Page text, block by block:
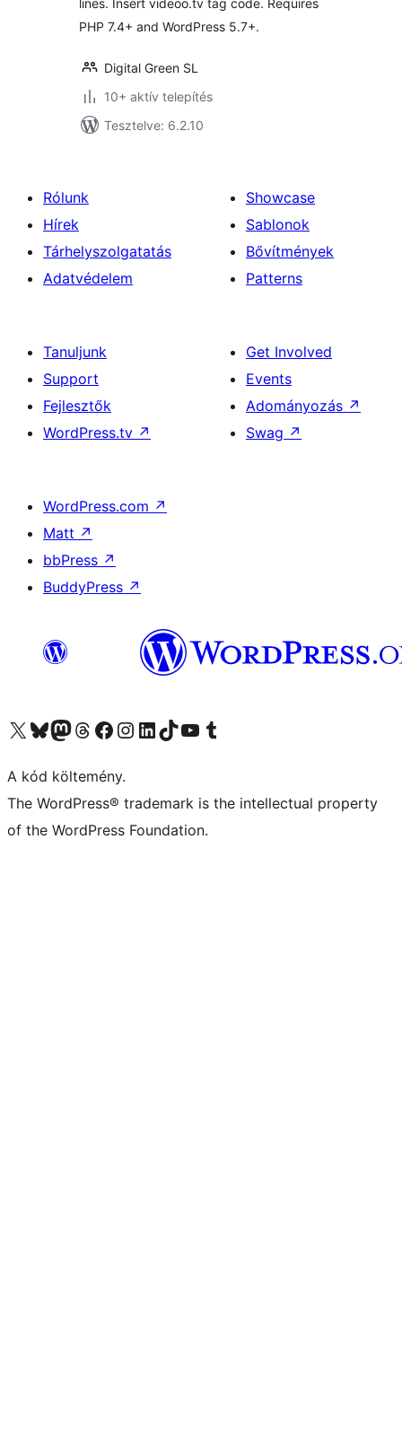
lines. Insert videoo.tv tag code. Requires
PHP 7.4+ and WordPress 5.7+.
Digital Green SL
10+ aktív telepítés
Tesztelve: 6.2.10
Rólunk
Hírek
Tárhelyszolgatatás
Adatvédelem
Showcase
Sablonok
Bővítmények
Patterns
Tanuljunk
Support
Fejlesztők
WordPress.tv ↗
Get Involved
Events
Adományozás ↗
Swag ↗
WordPress.com ↗
Matt ↗
bbPress ↗
BuddyPress ↗
Visit our X (formerly Twitter) account
Visit our Bluesky account
Twitter csatornánk
Visit our Threads account
Facebook oldalunk megtekintése
Visit our Instagram account
Visit our LinkedIn account
Visit our TikTok account
Visit our YouTube channel
Visit our Tumblr account
A kód költemény.
The WordPress® trademark is the intellectual property
of the WordPress Foundation.